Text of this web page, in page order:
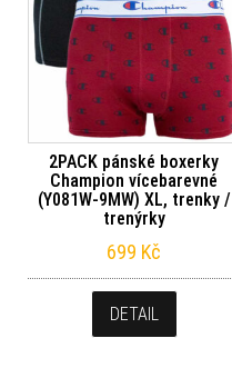
2PACK pánské boxerky
Champion vícebarevné
(Y081W-9MW) XL, trenky /
trenýrky
699 Kč
DETAIL